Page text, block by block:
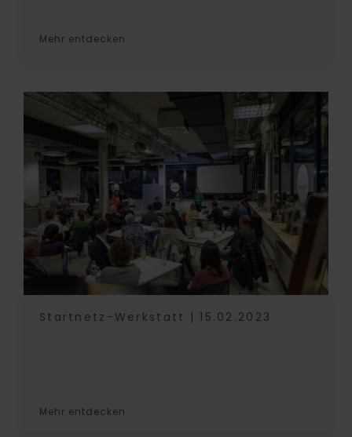
Mehr entdecken
Startnetz-Werkstatt | 15.02.2023
Mehr entdecken